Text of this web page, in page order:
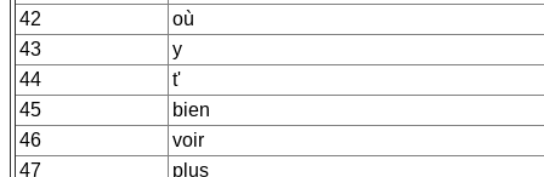
42
où
43
y
44
t'
45
bien
46
voir
47
plus